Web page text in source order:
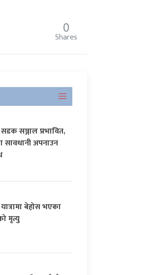
0
Shares
सडक सञ्जाल प्रभावित,
सावधानी अपनाउन
बेहोस भएका
मृत्यु